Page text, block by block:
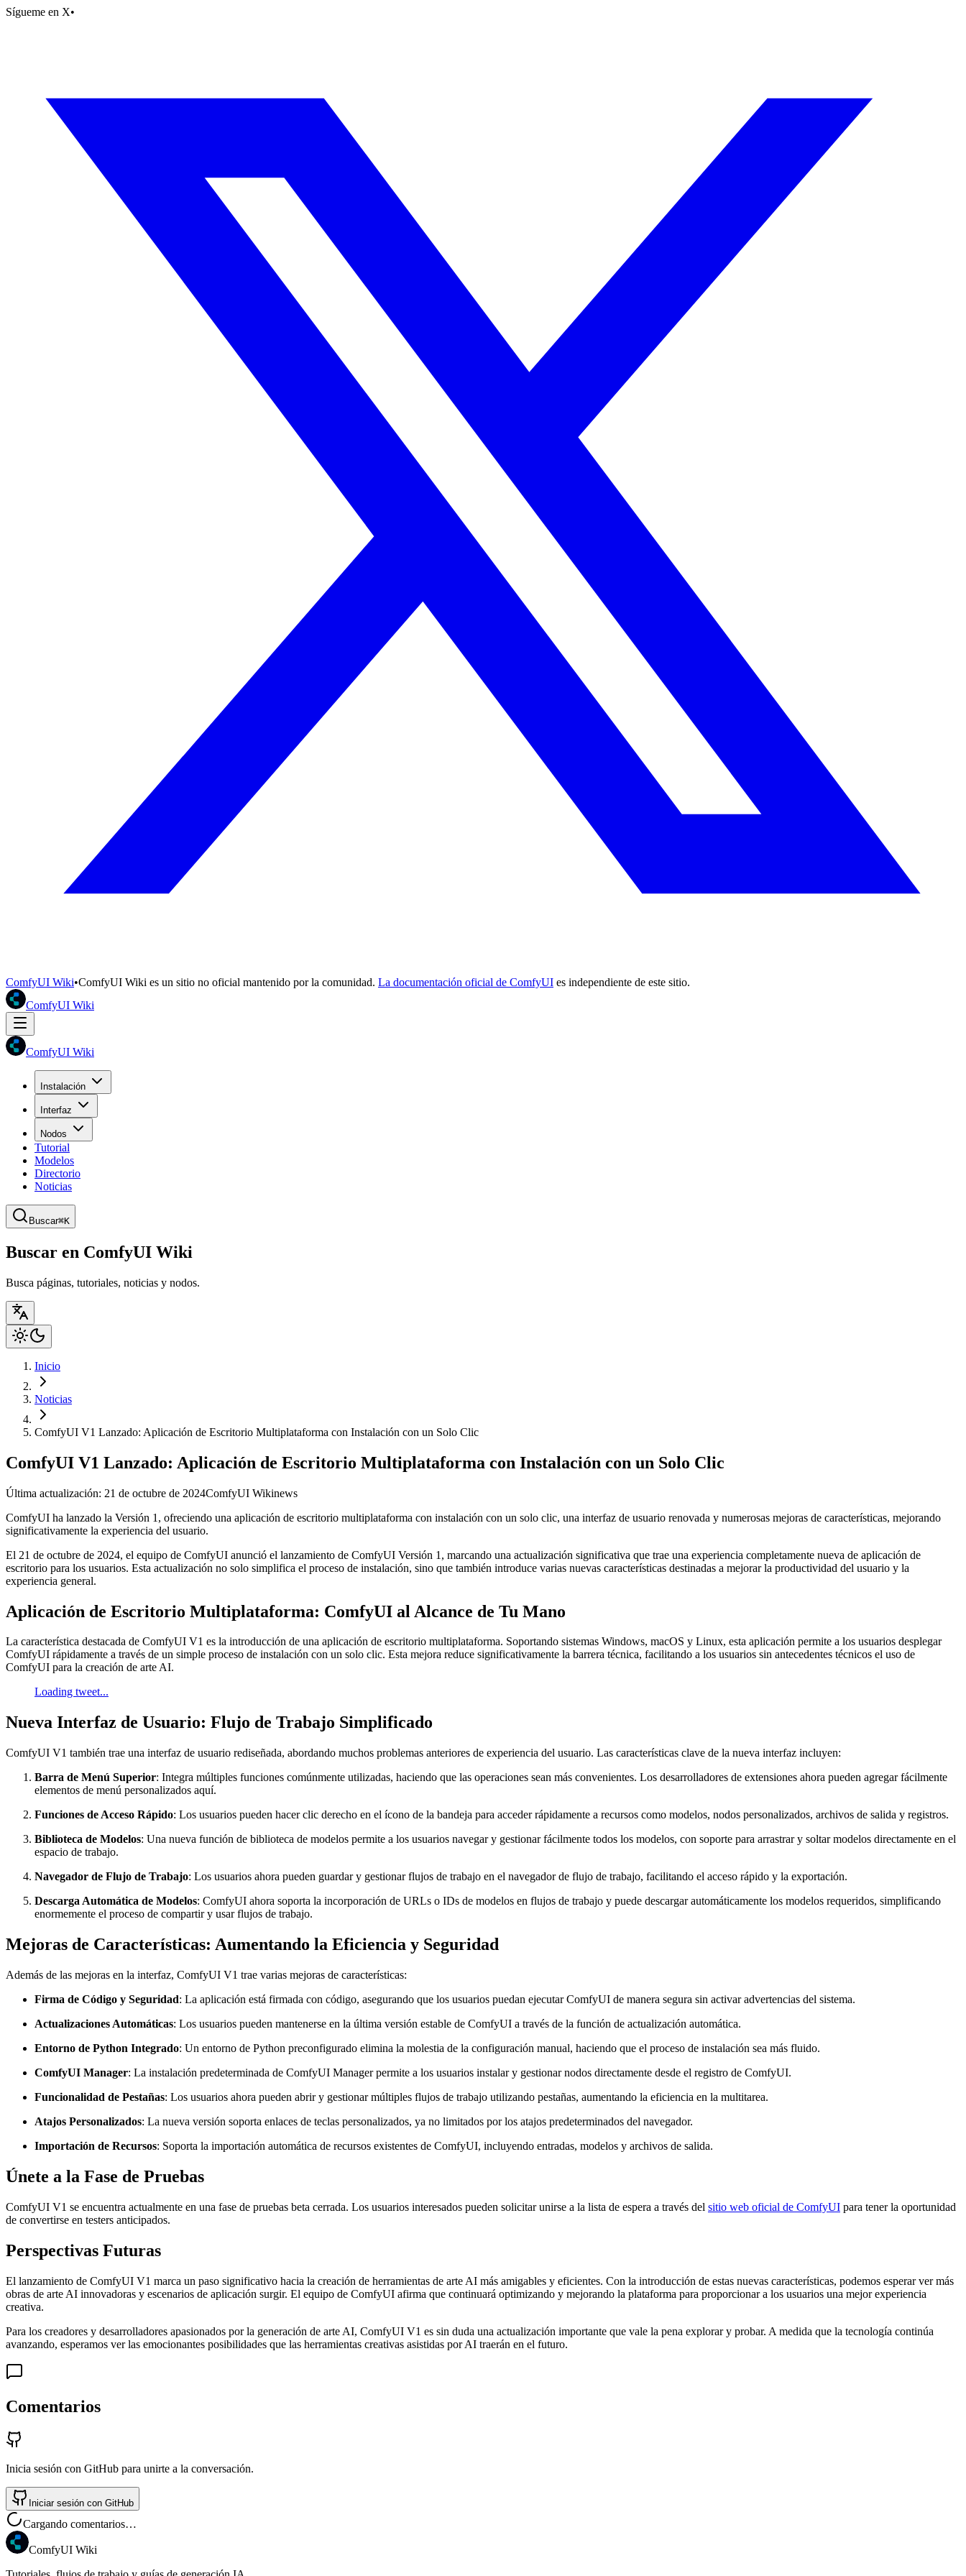
Sígueme en X•
ComfyUI Wiki•ComfyUI Wiki es un sitio no oficial mantenido por la comunidad. La documentación oficial de ComfyUI es independiente de este sitio.
ComfyUI Wiki
ComfyUI Wiki
Instalación
Interfaz
Nodos
Tutorial
Modelos
Directorio
Noticias
Buscar⌘K
Buscar en ComfyUI Wiki
Busca páginas, tutoriales, noticias y nodos.
Inicio
Noticias
ComfyUI V1 Lanzado: Aplicación de Escritorio Multiplataforma con Instalación con un Solo Clic
ComfyUI V1 Lanzado: Aplicación de Escritorio Multiplataforma con Instalación con un Solo Clic
Última actualización: 21 de octubre de 2024ComfyUI Wikinews
ComfyUI ha lanzado la Versión 1, ofreciendo una aplicación de escritorio multiplataforma con instalación con un solo clic, una interfaz de usuario renovada y numerosas mejoras de características, mejorando
significativamente la experiencia del usuario.
El 21 de octubre de 2024, el equipo de ComfyUI anunció el lanzamiento de ComfyUI Versión 1, marcando una actualización significativa que trae una experiencia completamente nueva de aplicación de
escritorio para los usuarios. Esta actualización no solo simplifica el proceso de instalación, sino que también introduce varias nuevas características destinadas a mejorar la productividad del usuario y la
experiencia general.
Aplicación de Escritorio Multiplataforma: ComfyUI al Alcance de Tu Mano
La característica destacada de ComfyUI V1 es la introducción de una aplicación de escritorio multiplataforma. Soportando sistemas Windows, macOS y Linux, esta aplicación permite a los usuarios desplegar
ComfyUI rápidamente a través de un simple proceso de instalación con un solo clic. Esta mejora reduce significativamente la barrera técnica, facilitando a los usuarios sin antecedentes técnicos el uso de
ComfyUI para la creación de arte AI.
Loading tweet...
Nueva Interfaz de Usuario: Flujo de Trabajo Simplificado
ComfyUI V1 también trae una interfaz de usuario rediseñada, abordando muchos problemas anteriores de experiencia del usuario. Las características clave de la nueva interfaz incluyen:
Barra de Menú Superior: Integra múltiples funciones comúnmente utilizadas, haciendo que las operaciones sean más convenientes. Los desarrolladores de extensiones ahora pueden agregar fácilmente
elementos de menú personalizados aquí.
Funciones de Acceso Rápido: Los usuarios pueden hacer clic derecho en el ícono de la bandeja para acceder rápidamente a recursos como modelos, nodos personalizados, archivos de salida y registros.
Biblioteca de Modelos: Una nueva función de biblioteca de modelos permite a los usuarios navegar y gestionar fácilmente todos los modelos, con soporte para arrastrar y soltar modelos directamente en el
espacio de trabajo.
Navegador de Flujo de Trabajo: Los usuarios ahora pueden guardar y gestionar flujos de trabajo en el navegador de flujo de trabajo, facilitando el acceso rápido y la exportación.
Descarga Automática de Modelos: ComfyUI ahora soporta la incorporación de URLs o IDs de modelos en flujos de trabajo y puede descargar automáticamente los modelos requeridos, simplificando
enormemente el proceso de compartir y usar flujos de trabajo.
Mejoras de Características: Aumentando la Eficiencia y Seguridad
Además de las mejoras en la interfaz, ComfyUI V1 trae varias mejoras de características:
Firma de Código y Seguridad: La aplicación está firmada con código, asegurando que los usuarios puedan ejecutar ComfyUI de manera segura sin activar advertencias del sistema.
Actualizaciones Automáticas: Los usuarios pueden mantenerse en la última versión estable de ComfyUI a través de la función de actualización automática.
Entorno de Python Integrado: Un entorno de Python preconfigurado elimina la molestia de la configuración manual, haciendo que el proceso de instalación sea más fluido.
ComfyUI Manager: La instalación predeterminada de ComfyUI Manager permite a los usuarios instalar y gestionar nodos directamente desde el registro de ComfyUI.
Funcionalidad de Pestañas: Los usuarios ahora pueden abrir y gestionar múltiples flujos de trabajo utilizando pestañas, aumentando la eficiencia en la multitarea.
Atajos Personalizados: La nueva versión soporta enlaces de teclas personalizados, ya no limitados por los atajos predeterminados del navegador.
Importación de Recursos: Soporta la importación automática de recursos existentes de ComfyUI, incluyendo entradas, modelos y archivos de salida.
Únete a la Fase de Pruebas
ComfyUI V1 se encuentra actualmente en una fase de pruebas beta cerrada. Los usuarios interesados pueden solicitar unirse a la lista de espera a través del sitio web oficial de ComfyUI para tener la oportunidad
de convertirse en testers anticipados.
Perspectivas Futuras
El lanzamiento de ComfyUI V1 marca un paso significativo hacia la creación de herramientas de arte AI más amigables y eficientes. Con la introducción de estas nuevas características, podemos esperar ver más
obras de arte AI innovadoras y escenarios de aplicación surgir. El equipo de ComfyUI afirma que continuará optimizando y mejorando la plataforma para proporcionar a los usuarios una mejor experiencia
creativa.
Para los creadores y desarrolladores apasionados por la generación de arte AI, ComfyUI V1 es sin duda una actualización importante que vale la pena explorar y probar. A medida que la tecnología continúa
avanzando, esperamos ver las emocionantes posibilidades que las herramientas creativas asistidas por AI traerán en el futuro.
Comentarios
Inicia sesión con GitHub para unirte a la conversación.
Iniciar sesión con GitHub
Cargando comentarios…
ComfyUI Wiki